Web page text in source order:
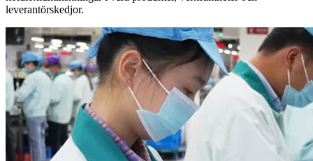
leverantörskedjor.